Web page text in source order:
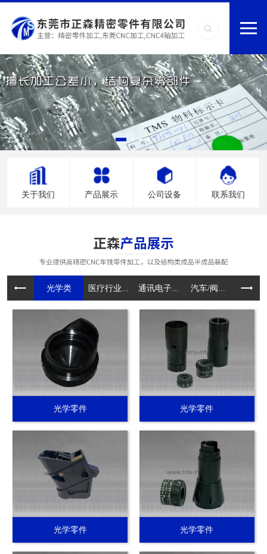
关于我们 产品展示 公司设备 联系我们
光学类 医疗行业... 通讯电子... 汽车/阀... 电动工
光学零件 光学零件
光学零件 光学零件